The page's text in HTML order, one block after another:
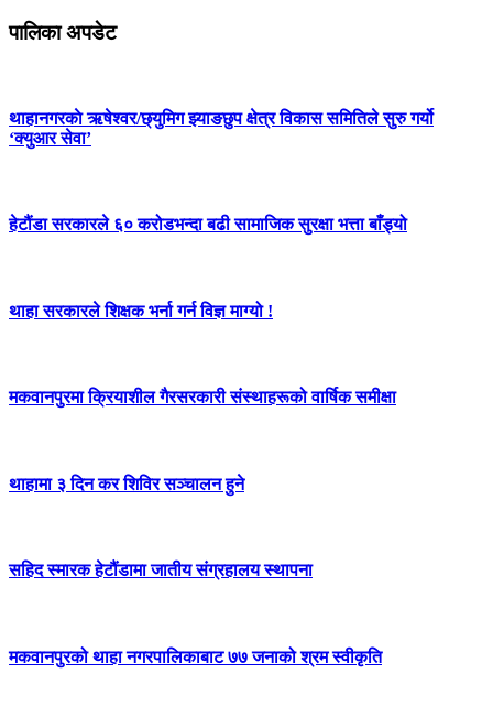
पालिका अपडेट
थाहानगरकाे ऋषेश्वर/छ्युमिग झ्याङछुप क्षेत्र विकास समितिले सुरु गर्यो
‘क्युआर सेवा’
हेटौंडा सरकारले ६० करोडभन्दा बढी सामाजिक सुरक्षा भत्ता बाँड्यो
थाहा सरकारले शिक्षक भर्ना गर्न विज्ञ माग्यो !
मकवानपुरमा क्रियाशील गैरसरकारी संस्थाहरूको वार्षिक समीक्षा
थाहामा ३ दिन कर शिविर सञ्चालन हुने
सहिद स्मारक हेटौंडामा जातीय संग्रहालय स्थापना
मकवानपुरको थाहा नगरपालिकाबाट ७७ जनाको श्रम स्वीकृति